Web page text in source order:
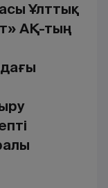
Ұлттық
АҚ-тың